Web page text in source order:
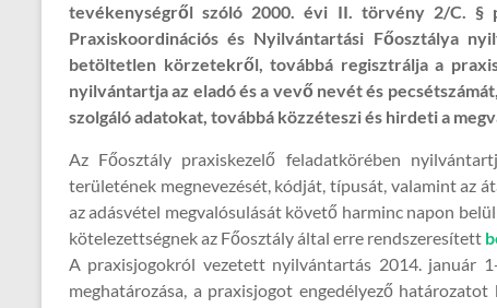
tevékenységről szóló 2000. évi II. törvény 2/C. §
Praxiskoordinációs és Nyilvántartási Főosztálya
betöltetlen körzetekről, továbbá regisztrálja a
nyilvántartja az eladó és a vevő nevét és
szolgáló adatokat, továbbá közzéteszi és hirdeti a
Az Főosztály praxiskezelő feladatkörében
területének megnevezését, kódját, típusát, valamint az
az adásvétel megvalósulását követő harminc napon
kötelezettségnek az Főosztály által erre rendszeresített
A praxisjogokról vezetett nyilvántartás 2014. január
meghatározása, a praxisjogot engedélyező